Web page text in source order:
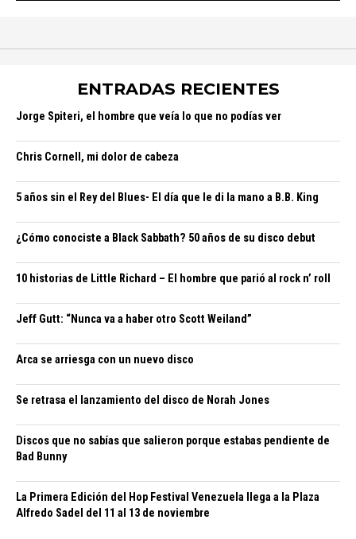
ENTRADAS RECIENTES
Jorge Spiteri, el hombre que veía lo que no podías ver
Chris Cornell, mi dolor de cabeza
5 años sin el Rey del Blues- El día que le di la mano a B.B. King
¿Cómo conociste a Black Sabbath? 50 años de su disco debut
10 historias de Little Richard – El hombre que parió al rock n’ roll
Jeff Gutt: “Nunca va a haber otro Scott Weiland”
Arca se arriesga con un nuevo disco
Se retrasa el lanzamiento del disco de Norah Jones
Discos que no sabías que salieron porque estabas pendiente de
Bad Bunny
La Primera Edición del Hop Festival Venezuela llega a la Plaza
Alfredo Sadel del 11 al 13 de noviembre